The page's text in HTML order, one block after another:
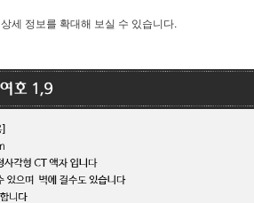
상세 정보를 확대해 보실 수 있습니다.